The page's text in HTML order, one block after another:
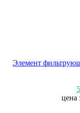
Элемент
цена